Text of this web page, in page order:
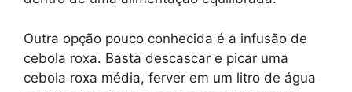
Outra opção pouco conhecida é a infusão de
cebola roxa. Basta descascar e picar uma
cebola roxa média, ferver em um litro de água